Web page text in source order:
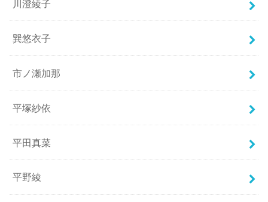
川澄綾子
巽悠衣子
市ノ瀬加那
平塚紗依
平田真菜
平野綾